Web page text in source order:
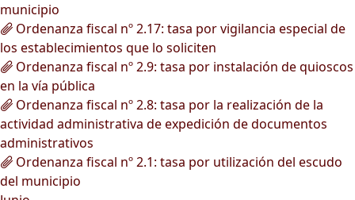
municipio
Ordenanza fiscal nº 2.17: tasa por vigilancia especial de
los establecimientos que lo soliciten
Ordenanza fiscal nº 2.9: tasa por instalación de quioscos
en la vía pública
Ordenanza fiscal nº 2.8: tasa por la realización de la
actividad administrativa de expedición de documentos
administrativos
Ordenanza fiscal nº 2.1: tasa por utilización del escudo
del municipio